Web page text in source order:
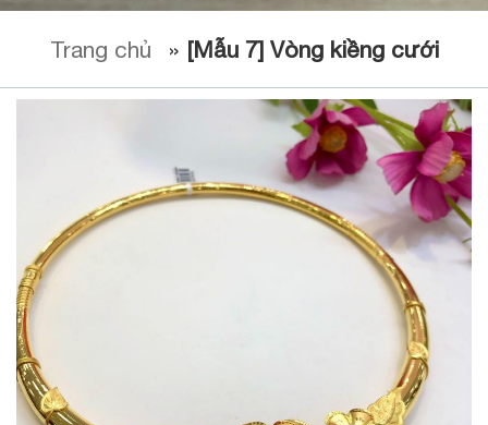
Trang chủ » [Mẫu 7] Vòng kiềng cưới